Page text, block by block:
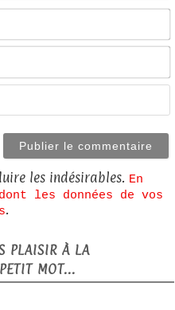
les indésirables. En
les données de vos
.
PLAISIR À LA
MOT...